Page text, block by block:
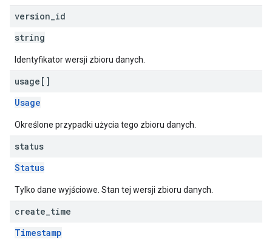
version id
string
Identyfikator wersji zbioru danych.
usage[]
Usage
Określone przypadki użycia tego zbioru danych.
status
Status
Tylko dane wyjściowe. Stan tej wersji zbioru danych.
create time
Timestamp